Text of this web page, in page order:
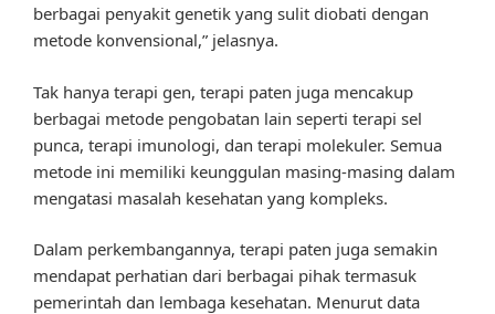
berbagai penyakit genetik yang sulit diobati dengan
metode konvensional,” jelasnya.
Tak hanya terapi gen, terapi paten juga mencakup
berbagai metode pengobatan lain seperti terapi sel
punca, terapi imunologi, dan terapi molekuler. Semua
metode ini memiliki keunggulan masing-masing dalam
mengatasi masalah kesehatan yang kompleks.
Dalam perkembangannya, terapi paten juga semakin
mendapat perhatian dari berbagai pihak termasuk
pemerintah dan lembaga kesehatan. Menurut data